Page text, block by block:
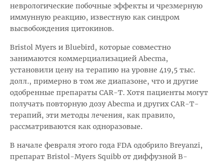
неврологические побочные эффекты и чрезмерную
иммунную реакцию, известную как синдром
высвобождения цитокинов.
Bristol Myers и Bluebird, которые совместно
занимаются коммерциализацией Abecma,
установили цену на терапию на уровне 419,5 тыс.
долл., примерно в том же диапазоне, что и другие
одобренные препараты CAR-T. Хотя пациенты могут
получать повторную дозу Abecma и других CAR-T-
терапий, эти методы лечения, как правило,
рассматриваются как одноразовые.
В начале февраля этого года FDA одобрило Breyanzi,
препарат Bristol-Myers Squibb от диффузной B-